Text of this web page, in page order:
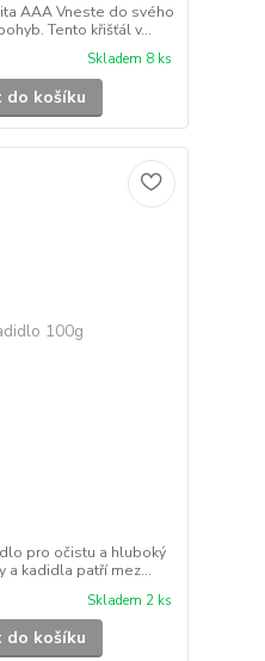
AAA Vneste do svého
Tento křišťál v...
Skladem 8 ks
do košíku
pro očistu a hluboký
a kadidla patří mez...
Skladem 2 ks
do košíku